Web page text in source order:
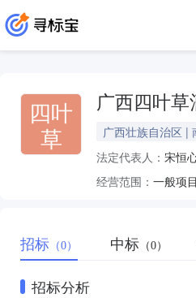
四叶
草
广西四叶草
广西壮族自治区 |
法定代表人： 宋恒
经营范围：
招标 （0） 中标 （0）
招标分析